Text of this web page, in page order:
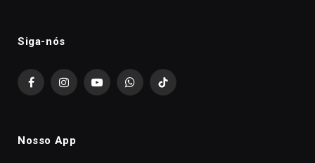
Siga-nós
FacebookInstagramYouTubeWhatsAppTikTok
Nosso App